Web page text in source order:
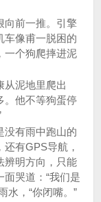
向前一推。引擎
车像甫一脱困的
一个狗爬摔进泥
从泥地里爬出
。他不等狗蛋停
没有雨中跑山的
有GPS导航，
辨明方向，只能
哭道：“我们是
水，“你闭嘴。”